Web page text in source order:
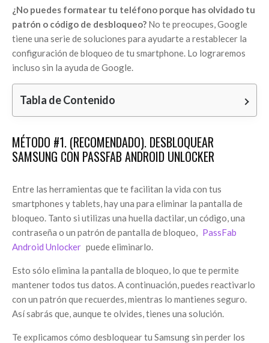
¿No puedes formatear tu teléfono porque has olvidado tu
patrón o código de desbloqueo? No te preocupes, Google
tiene una serie de soluciones para ayudarte a restablecer la
configuración de bloqueo de tu smartphone. Lo lograremos
incluso sin la ayuda de Google.
Tabla de Contenido
MÉTODO #1. (RECOMENDADO). DESBLOQUEAR
SAMSUNG CON PASSFAB ANDROID UNLOCKER
Entre las herramientas que te facilitan la vida con tus
smartphones y tablets, hay una para eliminar la pantalla de
bloqueo. Tanto si utilizas una huella dactilar, un código, una
contraseña o un patrón de pantalla de bloqueo, PassFab
Android Unlocker puede eliminarlo.
Esto sólo elimina la pantalla de bloqueo, lo que te permite
mantener todos tus datos. A continuación, puedes reactivarlo
con un patrón que recuerdes, mientras lo mantienes seguro.
Así sabrás que, aunque te olvides, tienes una solución.
Te explicamos cómo desbloquear tu Samsung sin perder los